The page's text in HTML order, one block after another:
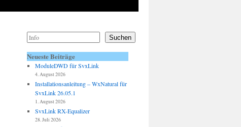
Suchen
Neueste Beiträge
ModuleDWD für SvxLink
4. August 2026
Installationsanleitung – WxNatural für
SvxLink 26.05.1
1. August 2026
SvxLink RX-Equalizer
28. Juli 2026